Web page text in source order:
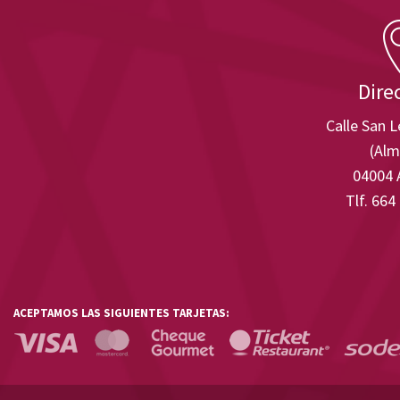
Calle San
04004
Tlf. 664
ACEPTAMOS LAS SIGUIENTES TARJETAS: